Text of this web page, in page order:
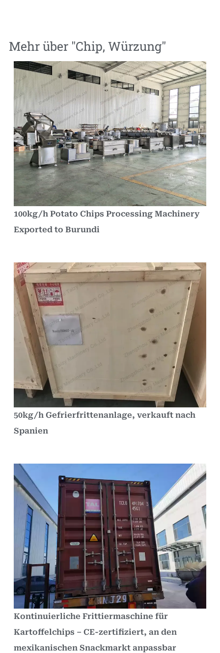
Mehr über "Chip, Würzung"
100kg/h Potato Chips Processing Machinery
Exported to Burundi
50kg/h Gefrierfrittenanlage, verkauft nach
Spanien
Kontinuierliche Frittiermaschine für
Kartoffelchips – CE-zertifiziert, an den
mexikanischen Snackmarkt anpassbar